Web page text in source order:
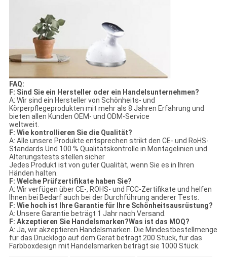
FAQ:
F: Sind Sie ein Hersteller oder ein Handelsunternehmen?
A: Wir sind ein Hersteller von Schönheits- und
Körperpflegeprodukten mit mehr als 8 Jahren Erfahrung und
bieten allen Kunden OEM- und ODM-Service
weltweit.
F: Wie kontrollieren Sie die Qualität?
A: Alle unsere Produkte entsprechen strikt den CE- und RoHS-
Standards.Und 100 % Qualitätskontrolle in Montagelinien und
Alterungstests stellen sicher
Jedes Produkt ist von guter Qualität, wenn Sie es in Ihren
Händen halten.
F: Welche Prüfzertifikate haben Sie?
A: Wir verfügen über CE-, ROHS- und FCC-Zertifikate und helfen
Ihnen bei Bedarf auch bei der Durchführung anderer Tests.
F: Wie hoch ist Ihre Garantie für Ihre Schönheitsausrüstung?
A: Unsere Garantie beträgt 1 Jahr nach Versand.
F: Akzeptieren Sie Handelsmarken?Was ist das MOQ?
A: Ja, wir akzeptieren Handelsmarken. Die Mindestbestellmenge
für das Drucklogo auf dem Gerät beträgt 200 Stück, für das
Farbboxdesign mit Handelsmarken beträgt sie 1000 Stück.